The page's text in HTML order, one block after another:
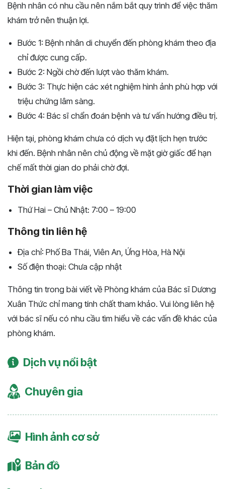
Bệnh nhân có nhu cầu nên nắm bắt quy trình để việc thăm
khám trở nên thuận lợi.
Bước 1: Bệnh nhân di chuyển đến phòng khám theo địa
chỉ được cung cấp.
Bước 2: Ngồi chờ đến lượt vào thăm khám.
Bước 3: Thực hiện các xét nghiệm hình ảnh phù hợp với
triệu chứng lâm sàng.
Bước 4: Bác sĩ chẩn đoán bệnh và tư vấn hướng điều trị.
Hiện tại, phòng khám chưa có dịch vụ đặt lịch hẹn trước
khi đến. Bệnh nhân nên chủ động về mặt giờ giấc để hạn
chế mất thời gian do phải chờ đợi.
Thời gian làm việc
Thứ Hai – Chủ Nhật: 7:00 – 19:00
Thông tin liên hệ
Địa chỉ: Phố Ba Thái, Viên An, Ứng Hòa, Hà Nội
Số điện thoại: Chưa cập nhật
Thông tin trong bài viết về Phòng khám của Bác sĩ Dương
Xuân Thức chỉ mang tính chất tham khảo. Vui lòng liên hệ
với bác sĩ nếu có nhu cầu tìm hiểu về các vấn đề khác của
phòng khám.
Dịch vụ nổi bật
Chuyên gia
Hình ảnh cơ sở
Bản đồ